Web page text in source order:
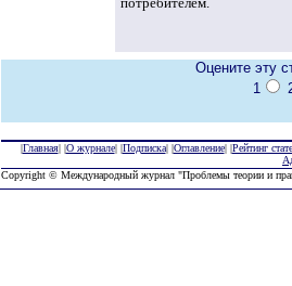
Оцените эту
1
|Главная| |О журнале| |Подписка| |Оглавление| |Рейтинг
Copyright © Международный журнал "Проблемы теории и